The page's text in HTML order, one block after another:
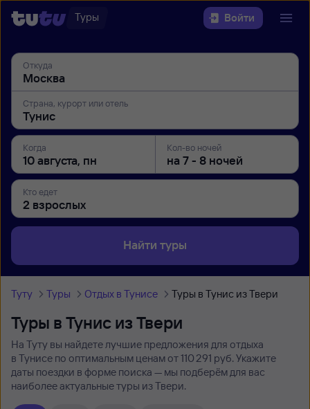
Туры Войти
Откуда
Страна, курорт или отель
Когда Кол-во ночей
Кто едет
Найти туры
Туту Туры Отдых в Тунисе Туры в Тунис из Твери
Туры в Тунис из Твери
На Туту вы найдете лучшие предложения для отдыха
в Тунисе по оптимальным ценам от 110 ⁠291 руб. Укажите
даты поездки в форме поиска — мы подберём для вас
наиболее актуальные туры из Твери.